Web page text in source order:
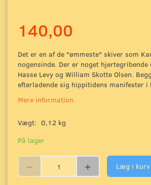
140,00
Det er en af de "ømmeste" skiver som
nogensinde. Der er noget hjertegribende
Hasse Levy og William Skotte Olsen.
efterladende sig hippitidens manifester i
Mere information
Vægt: 0,12 kg
På lager
Læg i kurv